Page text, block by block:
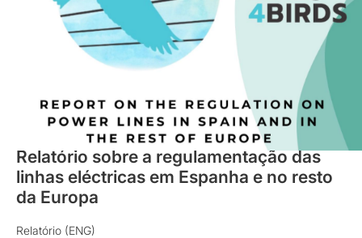
Relatórios
Relatório sobre a regulamentação das
linhas eléctricas em Espanha e no resto
da Europa
Relatório (ENG)